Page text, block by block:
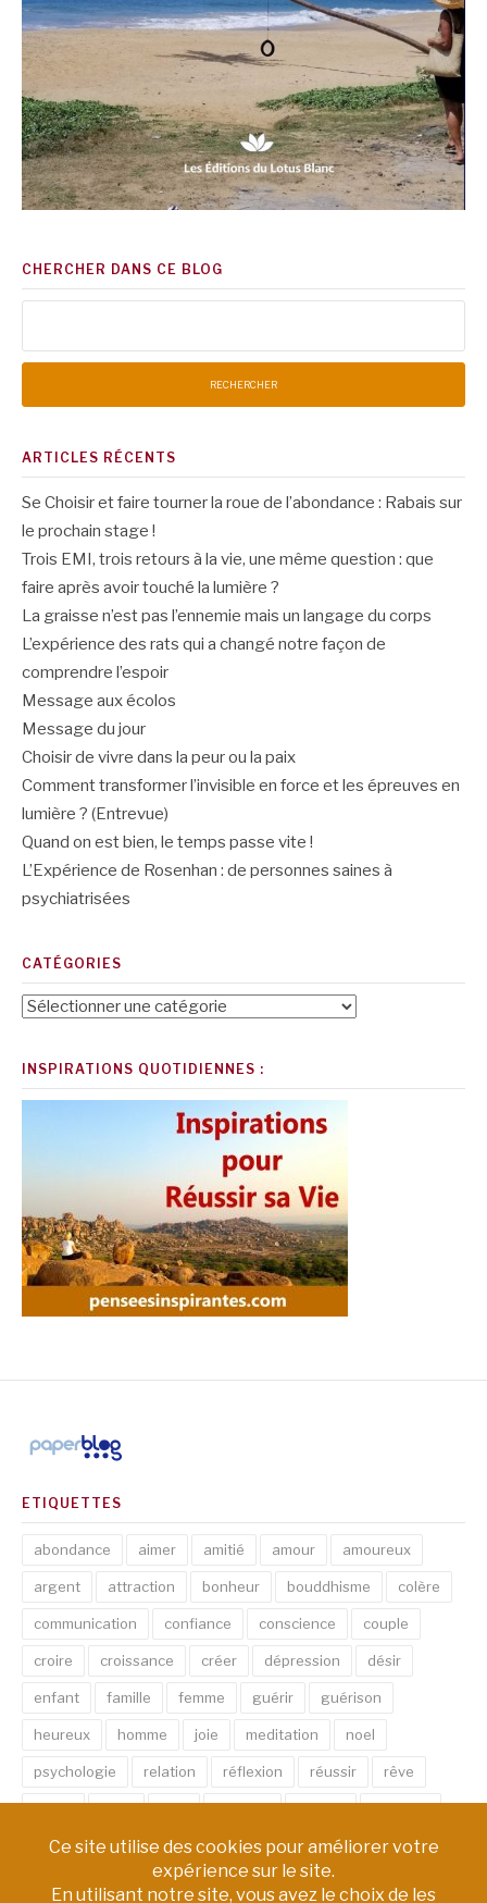
CHERCHER DANS CE BLOG
ARTICLES RÉCENTS
Se Choisir et faire tourner la roue de l’abondance : Rabais sur
le prochain stage !
Trois EMI, trois retours à la vie, une même question : que
faire après avoir touché la lumière ?
La graisse n’est pas l’ennemie mais un langage du corps
L’expérience des rats qui a changé notre façon de
comprendre l’espoir
Message aux écolos
Message du jour
Choisir de vivre dans la peur ou la paix
Comment transformer l’invisible en force et les épreuves en
lumière ? (Entrevue)
Quand on est bien, le temps passe vite !
L’Expérience de Rosenhan : de personnes saines à
psychiatrisées
CATÉGORIES
Catégories
INSPIRATIONS QUOTIDIENNES :
ETIQUETTES
abondance aimer amitié amour amoureux
argent attraction bonheur bouddhisme colère
communication confiance conscience couple
croire croissance créer dépression désir
enfant famille femme guérir guérison
heureux homme joie meditation noel
psychologie relation réflexion réussir rêve
santé sexe soin spirituel succès thérapie
vie âme émotion énergie équilibre